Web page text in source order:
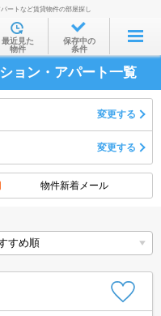
駅から
から
集から
会社から
ートなど賃貸物件の部屋探し
最近見た
物件
保存中の
条件
ョン・アパート一覧
変更する
変更する
物件新着メール